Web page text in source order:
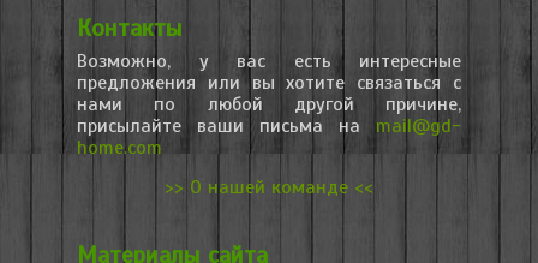
Контакты
Возможно, у вас есть интересные
предложения или вы хотите связаться с
нами по любой другой причине,
присылайте ваши письма на mail@gd-
home.com
>> О нашей команде <<
Материалы сайта